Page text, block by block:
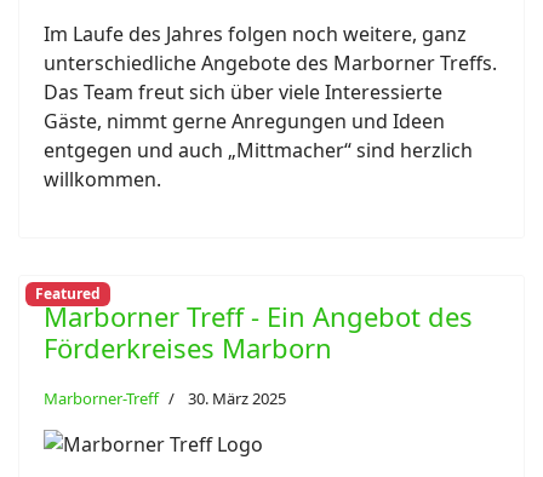
Im Laufe des Jahres folgen noch weitere, ganz
unterschiedliche Angebote des Marborner Treffs.
Das Team freut sich über viele Interessierte
Gäste, nimmt gerne Anregungen und Ideen
entgegen und auch „Mittmacher“ sind herzlich
willkommen.
Featured
Marborner Treff - Ein Angebot des
Förderkreises Marborn
Marborner-Treff 30. März 2025